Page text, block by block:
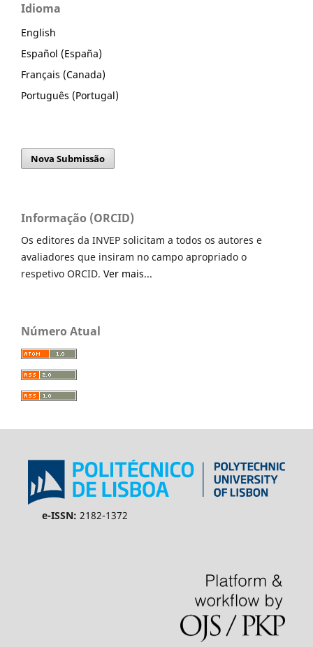
Idioma
English
Español (España)
Français (Canada)
Português (Portugal)
Nova Submissão
Informação (ORCID)
Os editores da INVEP solicitam a todos os autores e
avaliadores que insiram no campo apropriado o
respetivo ORCID. Ver mais...
Número Atual
e-ISSN: 2182-1372